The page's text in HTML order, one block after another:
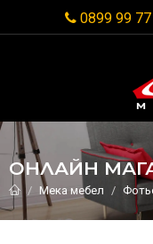
0899 99
ОНЛАЙН
Мека мебел